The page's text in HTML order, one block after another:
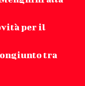
per il
tra